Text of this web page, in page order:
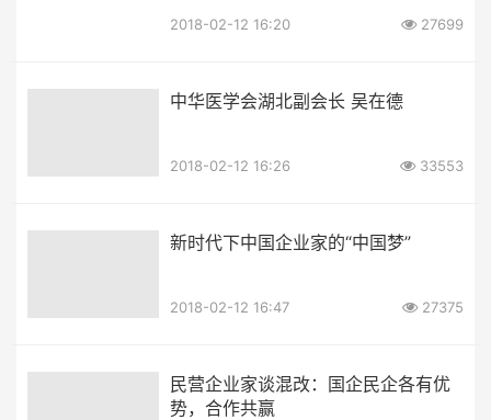
2018-02-12 16:20 27699
中华医学会湖北副会长 吴在德
2018-02-12 16:26 33553
新时代下中国企业家的“中国梦”
2018-02-12 16:47 27375
民营企业家谈混改：国企民企各有优
势，合作共赢